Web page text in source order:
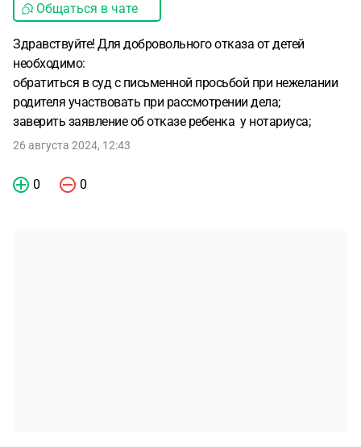
Общаться в чате
Здравствуйте! Для добровольного отказа от детей
необходимо:
обратиться в суд с письменной просьбой при нежелании
родителя участвовать при рассмотрении дела;
заверить заявление об отказе ребенка у нотариуса;
26 августа 2024, 12:43
0 0